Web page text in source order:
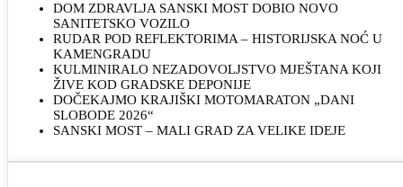
DOM ZDRAVLJA SANSKI MOST DOBIO NOVO
SANITETSKO VOZILO
RUDAR POD REFLEKTORIMA – HISTORIJSKA NOĆ U
KAMENGRADU
KULMINIRALO NEZADOVOLJSTVO MJEŠTANA KOJI
ŽIVE KOD GRADSKE DEPONIJE
DOČEKAJMO KRAJIŠKI MOTOMARATON „DANI
SLOBODE 2026“
SANSKI MOST – MALI GRAD ZA VELIKE IDEJE